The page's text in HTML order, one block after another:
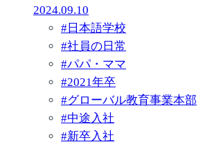
2024.09.10
# 日本語学校
#社員の日常
#パパ・ママ
#2021年卒
#グローバル教育事業本部
#中途入社
#新卒入社